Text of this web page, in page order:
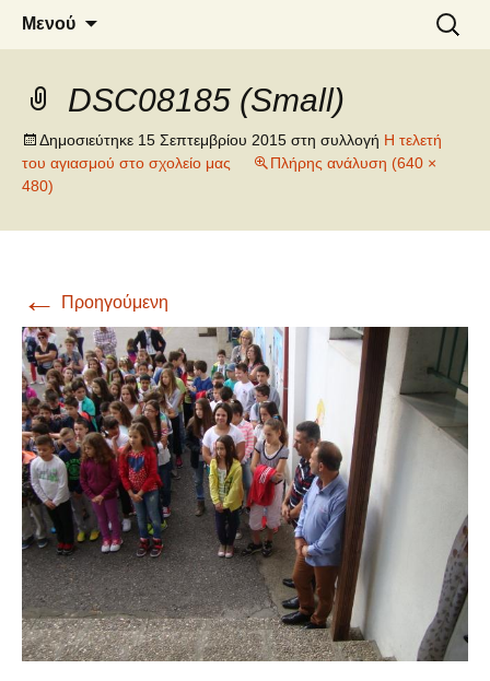
6o ΔΗΜΟΤΙΚΟ ΣΧΟΛΕΙΟ
ΝΑΟΥΣΑΣ
Μενού
για:
DSC08185 (Small)
Δημοσιεύτηκε 15 Σεπτεμβρίου 2015 στη συλλογή Η τελετή
του αγιασμού στο σχολείο μας
Πλήρης ανάλυση (640 ×
480)
← Προηγούμενη